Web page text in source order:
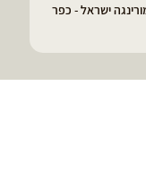
הפסקתי לסבול